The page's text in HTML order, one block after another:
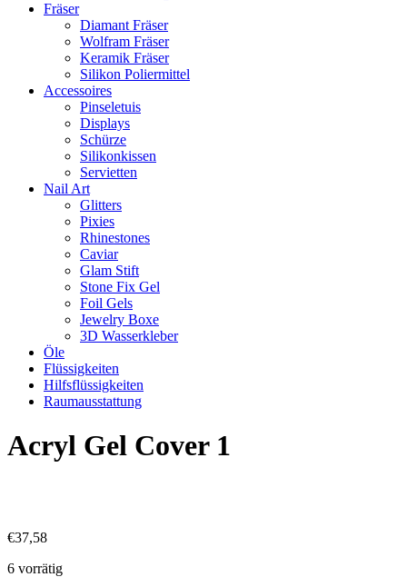
Fräser
Diamant Fräser
Wolfram Fräser
Keramik Fräser
Silikon Poliermittel
Accessoires
Pinseletuis
Displays
Schürze
Silikonkissen
Servietten
Nail Art
Glitters
Pixies
Rhinestones
Caviar
Glam Stift
Stone Fix Gel
Foil Gels
Jewelry Boxe
3D Wasserkleber
Öle
Flüssigkeiten
Hilfsflüssigkeiten
Raumausstattung
Acryl Gel Cover 1
€37,58
6 vorrätig